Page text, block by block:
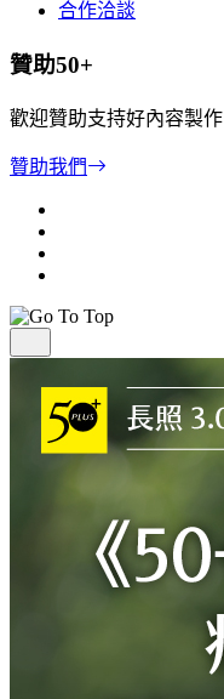
合作洽談
贊助50+
歡迎贊助支持好內容製作
贊助我們